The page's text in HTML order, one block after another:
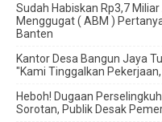
‎Sudah Habiskan Rp3,7
Menggugat ( ABM )
Banten
Kantor Desa Bangun Jaya
"Kami Tinggalkan
Heboh! Dugaan
Sorotan, Publik Desak